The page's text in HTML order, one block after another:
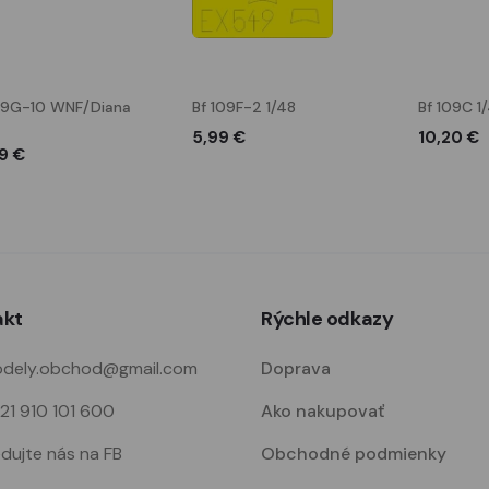
10 WNF/Diana
€
Bf 109F-2 1/48
5,99 €
Bf 109C
10,20 €
910 101 600
nás na FB
Rýchle odkazy
Doprava
Ako nakupovať
Obchodné podmienky